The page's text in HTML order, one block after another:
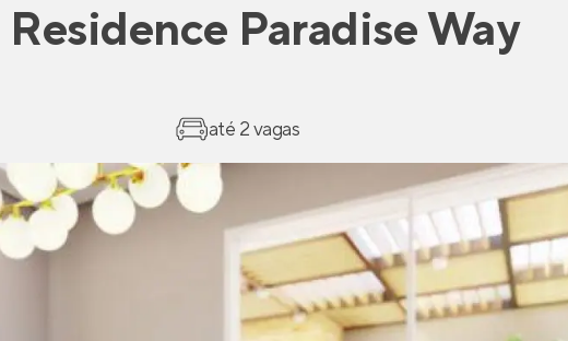
Residence Paradise Way
até 2 vagas